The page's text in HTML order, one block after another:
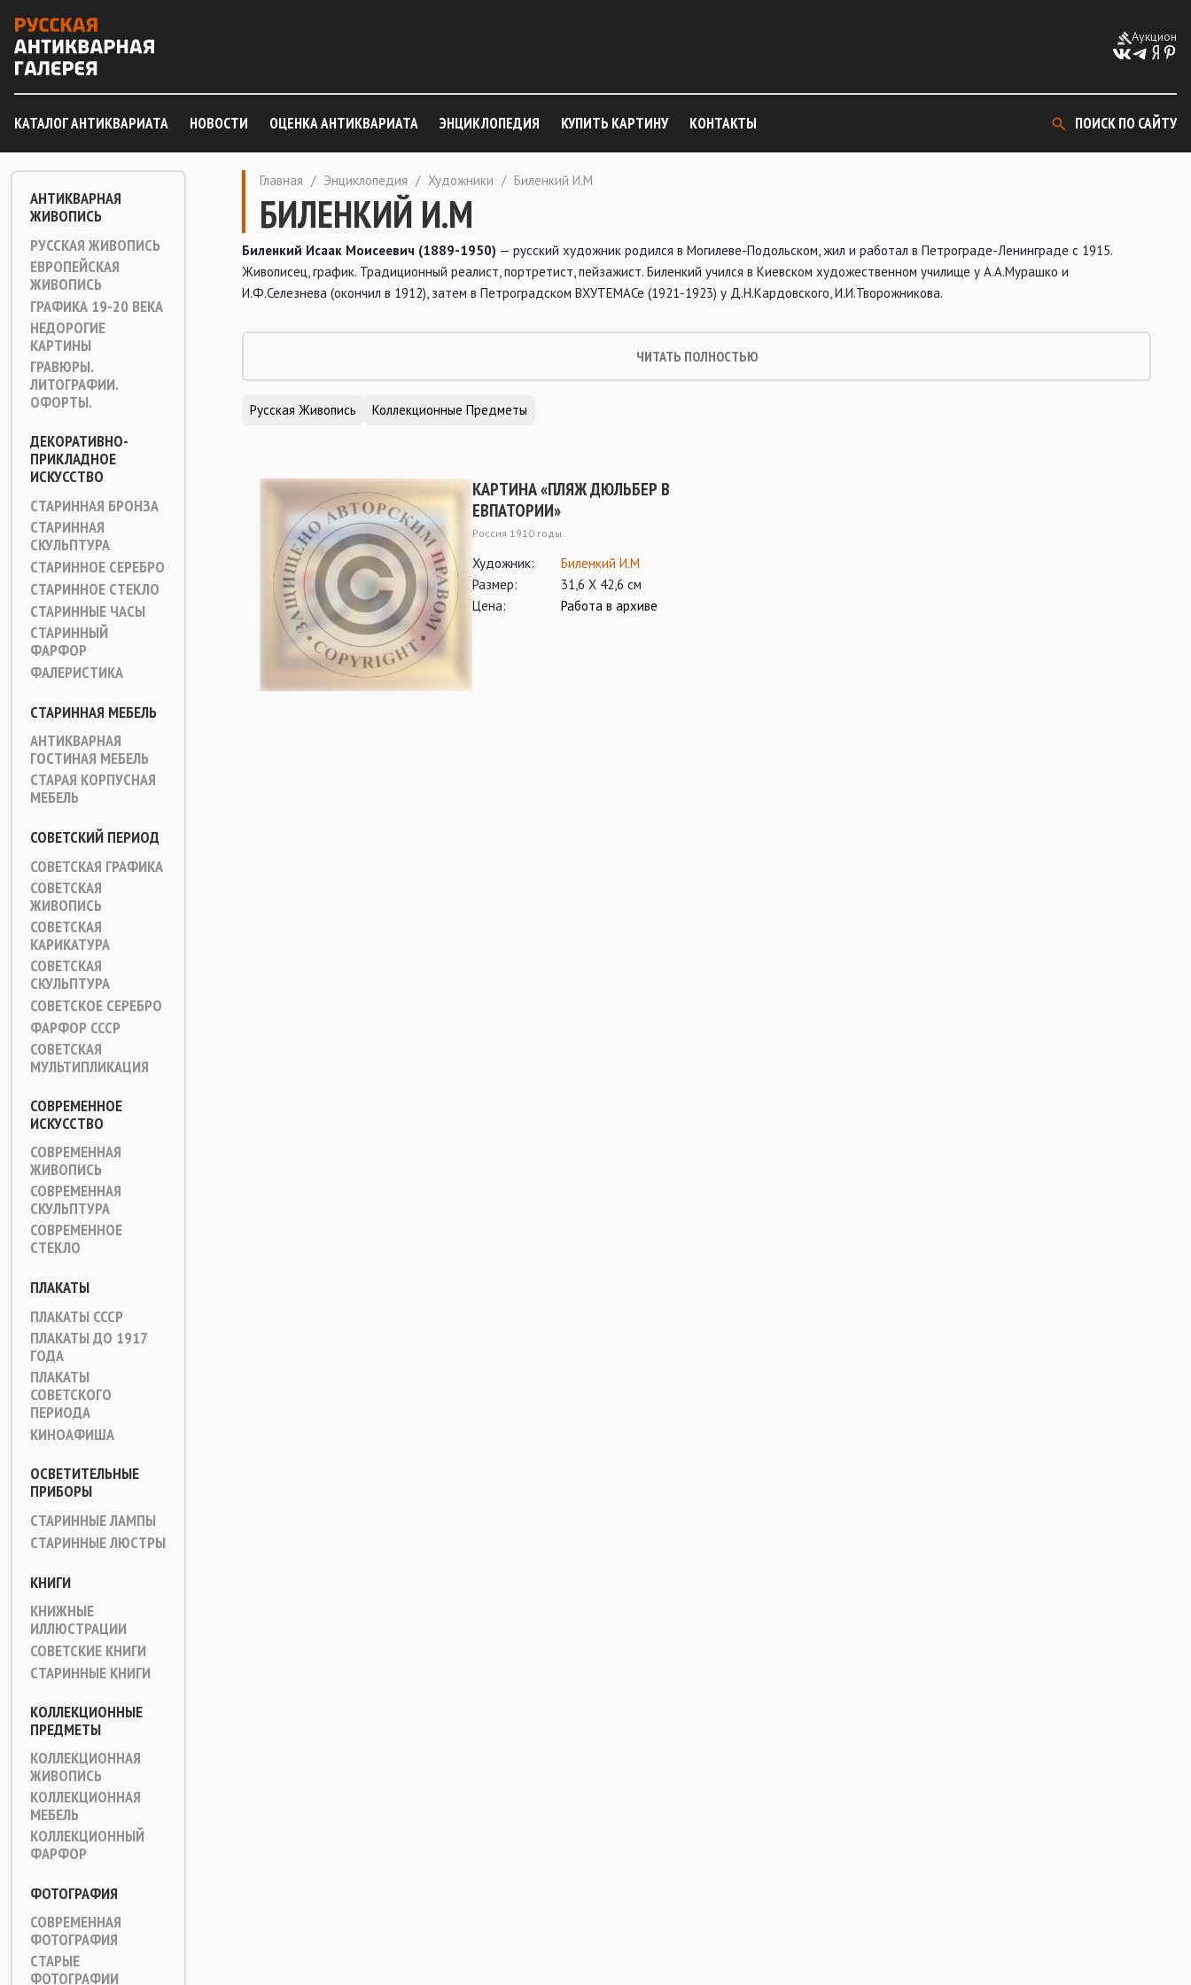
Аукцион
КАТАЛОГ АНТИКВАРИАТА НОВОСТИ ОЦЕНКА АНТИКВАРИАТА ЭНЦИКЛОПЕДИЯ КУПИТЬ КАРТИНУ КОНТАКТЫ ПОИСК ПО САЙТУ
АНТИКВАРНАЯ
ЖИВОПИСЬ
РУССКАЯ ЖИВОПИСЬ
ЕВРОПЕЙСКАЯ
ЖИВОПИСЬ
ГРАФИКА 19-20 ВЕКА
НЕДОРОГИЕ
КАРТИНЫ
ГРАВЮРЫ.
ЛИТОГРАФИИ.
ОФОРТЫ.
ДЕКОРАТИВНО-
ПРИКЛАДНОЕ
ИСКУССТВО
СТАРИННАЯ БРОНЗА
СТАРИННАЯ
СКУЛЬПТУРА
СТАРИННОЕ СЕРЕБРО
СТАРИННОЕ СТЕКЛО
СТАРИННЫЕ ЧАСЫ
СТАРИННЫЙ
ФАРФОР
ФАЛЕРИСТИКА
СТАРИННАЯ МЕБЕЛЬ
АНТИКВАРНАЯ
ГОСТИНАЯ МЕБЕЛЬ
СТАРАЯ КОРПУСНАЯ
МЕБЕЛЬ
СОВЕТСКИЙ ПЕРИОД
СОВЕТСКАЯ ГРАФИКА
СОВЕТСКАЯ
ЖИВОПИСЬ
СОВЕТСКАЯ
КАРИКАТУРА
СОВЕТСКАЯ
СКУЛЬПТУРА
СОВЕТСКОЕ СЕРЕБРО
ФАРФОР СССР
СОВЕТСКАЯ
МУЛЬТИПЛИКАЦИЯ
СОВРЕМЕННОЕ
ИСКУССТВО
СОВРЕМЕННАЯ
ЖИВОПИСЬ
СОВРЕМЕННАЯ
СКУЛЬПТУРА
СОВРЕМЕННОЕ
СТЕКЛО
ПЛАКАТЫ
ПЛАКАТЫ СССР
ПЛАКАТЫ ДО 1917
ГОДА
ПЛАКАТЫ
СОВЕТСКОГО
ПЕРИОДА
КИНОАФИША
ОСВЕТИТЕЛЬНЫЕ
ПРИБОРЫ
СТАРИННЫЕ ЛАМПЫ
СТАРИННЫЕ ЛЮСТРЫ
КНИГИ
КНИЖНЫЕ
ИЛЛЮСТРАЦИИ
СОВЕТСКИЕ КНИГИ
СТАРИННЫЕ КНИГИ
КОЛЛЕКЦИОННЫЕ
ПРЕДМЕТЫ
КОЛЛЕКЦИОННАЯ
ЖИВОПИСЬ
КОЛЛЕКЦИОННАЯ
МЕБЕЛЬ
КОЛЛЕКЦИОННЫЙ
ФАРФОР
ФОТОГРАФИЯ
СОВРЕМЕННАЯ
ФОТОГРАФИЯ
СТАРЫЕ
ФОТОГРАФИИ
Главная / Энциклопедия / Художники / Биленкий И.М
БИЛЕНКИЙ И.М
Биленкий Исаак Моисеевич (1889-1950) — русский художник родился в Могилеве-Подольском, жил и работал в Петрограде-Ленинграде с 1915.
Живописец, график. Традиционный реалист, портретист, пейзажист. Биленкий учился в Киевском художественном училище у А.А.Мурашко и
И.Ф.Селезнева (окончил в 1912), затем в Петроградском ВХУТЕМАСе (1921-1923) у Д.Н.Кардовского, И.И.Творожникова.
ЧИТАТЬ ПОЛНОСТЬЮ
Русская Живопись Коллекционные Предметы
КАРТИНА «ПЛЯЖ ДЮЛЬБЕР В
ЕВПАТОРИИ»
Россия 1910 годы.
Художник:
Биленкий И.М
Размер:
31,6 Х 42,6 см
Цена:
Работа в архиве